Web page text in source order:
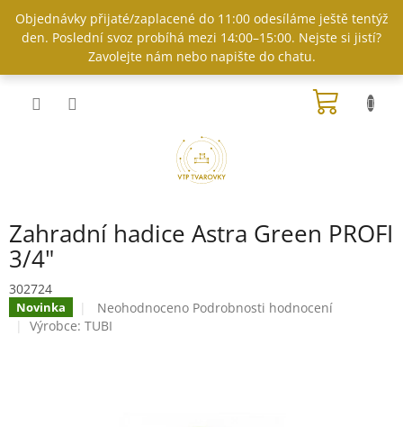
obsah
Objednávky přijaté/zaplacené do 11:00 odesíláme ještě tentýž
den. Poslední svoz probíhá mezi 14:00–15:00. Nejste si jistí?
Zavolejte nám nebo napište do chatu.
Zahradní hadice Astra Green PROFI
3/4"
302724
Novinka
Průměrné
hodnocení
Neohodnoceno Podrobnosti hodnocení
Výrobce: TUBI